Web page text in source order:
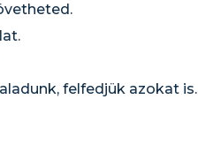
felfedjük azokat is.